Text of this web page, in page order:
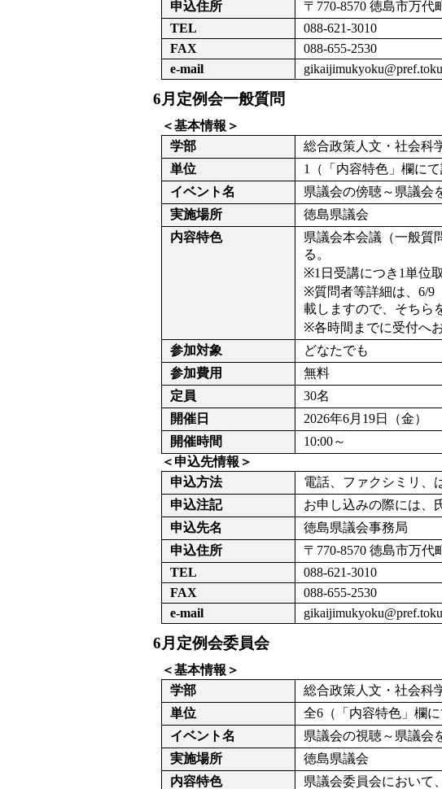
申込住所
〒770-8570 徳島市万代
TEL
088-621-3010
FAX
088-655-2530
e-mail
6月定例会一般質問
＜基本情報＞
学部
総合政策人文・社会科
単位
1（「内容特色」欄にて
イベント名
県議会の傍聴～県議会
実施場所
徳島県議会
内容特色
県議会本会議（一般質
る。
※1日受講につき1単位
※質問者等詳細は、6/9
載しますので、そちら
※各時間までに受付へ
参加対象
どなたでも
参加費用
無料
定員
30名
開催日
2026年6月19日（金）
開催時間
10:00～
＜申込先情報＞
申込方法
電話、ファクシミリ、
申込注記
お申し込みの際には、
申込先名
徳島県議会事務局
申込住所
〒770-8570 徳島市万代
TEL
088-621-3010
FAX
088-655-2530
e-mail
6月定例会委員会
＜基本情報＞
学部
総合政策人文・社会科
単位
全6（「内容特色」欄に
イベント名
県議会の視聴～県議会
実施場所
徳島県議会
内容特色
県議会委員会において